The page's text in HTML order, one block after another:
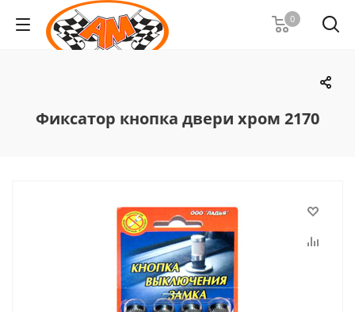
0
Фиксатор кнопка двери хром 2170